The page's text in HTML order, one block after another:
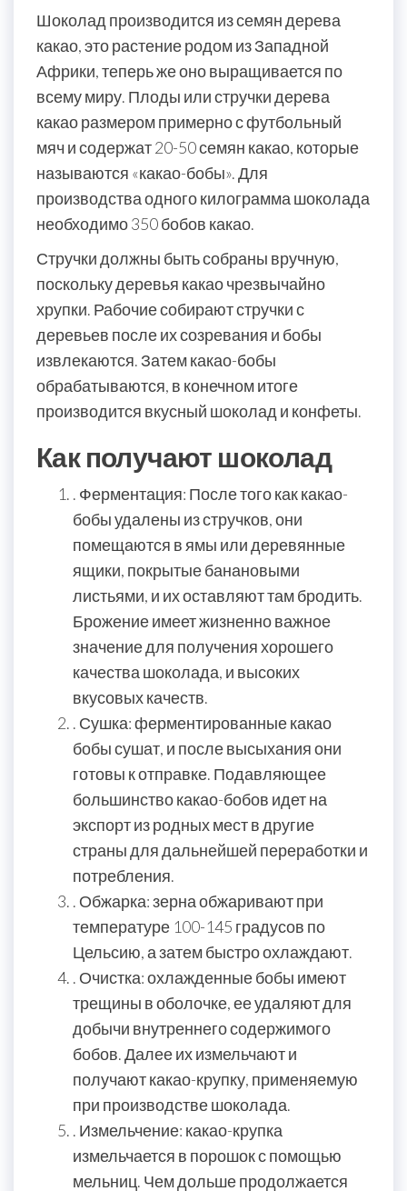
Шоколад производится из семян дерева
какао, это растение родом из Западной
Африки, теперь же оно выращивается по
всему миру. Плоды или стручки дерева
какао размером примерно с футбольный
мяч и содержат 20-50 семян какао, которые
называются «какао-бобы». Для
производства одного килограмма шоколада
необходимо 350 бобов какао.
Стручки должны быть собраны вручную,
поскольку деревья какао чрезвычайно
хрупки. Рабочие собирают стручки с
деревьев после их созревания и бобы
извлекаются. Затем какао-бобы
обрабатываются, в конечном итоге
производится вкусный шоколад и конфеты.
Как получают шоколад
. Ферментация: После того как какао-
бобы удалены из стручков, они
помещаются в ямы или деревянные
ящики, покрытые банановыми
листьями, и их оставляют там бродить.
Брожение имеет жизненно важное
значение для получения хорошего
качества шоколада, и высоких
вкусовых качеств.
. Сушка: ферментированные какао
бобы сушат, и после высыхания они
готовы к отправке. Подавляющее
большинство какао-бобов идет на
экспорт из родных мест в другие
страны для дальнейшей переработки и
потребления.
. Обжарка: зерна обжаривают при
температуре 100-145 градусов по
Цельсию, а затем быстро охлаждают.
. Очистка: охлажденные бобы имеют
трещины в оболочке, ее удаляют для
добычи внутреннего содержимого
бобов. Далее их измельчают и
получают какао-крупку, применяемую
при производстве шоколада.
. Измельчение: какао-крупка
измельчается в порошок с помощью
мельниц. Чем дольше продолжается